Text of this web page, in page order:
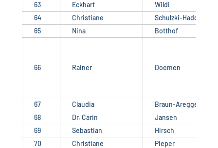
63
Eckhart
Wildi
64
Christiane
Schulzki-Haddouti
65
Nina Botthof
66 Rainer Doemen
67 Claudia
Braun-Aregger
68
Dr. Carin
Jansen
69
Sebastian
Hirsch
70
Christiane
Pieper